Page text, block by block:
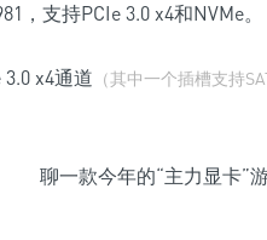
，支持PCIe 3.0 x4和NVMe。
x4通道 （其中一个插槽支持